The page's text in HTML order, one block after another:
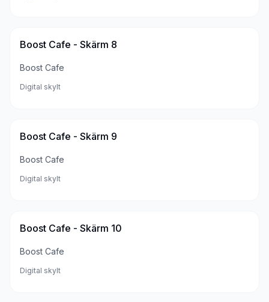
Boost Cafe - Skärm 8
Boost Cafe
Digital skylt
Boost Cafe - Skärm 9
Boost Cafe
Digital skylt
Boost Cafe - Skärm 10
Boost Cafe
Digital skylt